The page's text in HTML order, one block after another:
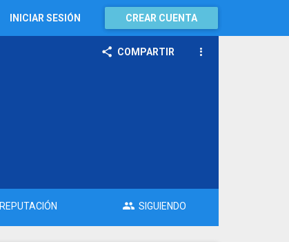
INICIAR SESIÓN CREAR CUENTA
COMPARTIR
REPUTACIÓN SIGUIENDO